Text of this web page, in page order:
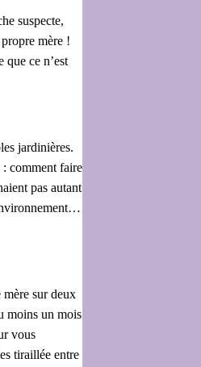
suspecte,
mère !
ce n’est
jardinières.
: comment faire
pas autant
sur deux
moins un mois
vous
tiraillée entre